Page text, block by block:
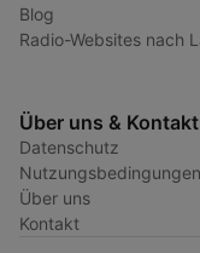
Blog
Radio-Websites nach
Über uns & Kontakt
Datenschutz
Nutzungsbedingungen
Über uns
Kontakt